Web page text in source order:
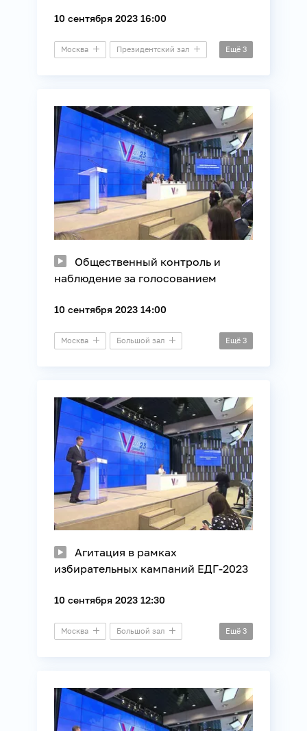
10 сентября 2023 16:00
Москва Президентский зал Ещё 3
Общественный контроль и
наблюдение за голосованием
10 сентября 2023 14:00
Москва Большой зал Ещё 3
Агитация в рамках
избирательных кампаний ЕДГ-2023
10 сентября 2023 12:30
Москва Большой зал Ещё 3